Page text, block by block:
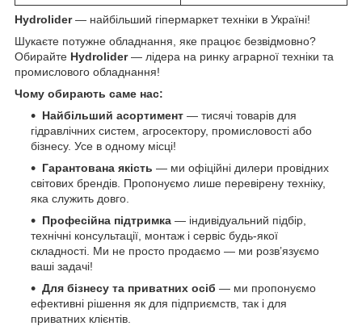
Hydrolider— найбільший гіпермаркет техніки в Україні!
Шукаєте потужне обладнання, яке працює безвідмовно?
Обирайте Hydrolider— лідера на ринку аграрної техніки та
промислового обладнання!
Чому обирають саме нас:
Найбільший асортимент — тисячі товарів для
гідравлічних систем, агросектору, промисловості або
бізнесу. Усе в одному місці!
Гарантована якість — ми офіційні дилери провідних
світових брендів. Пропонуємо лише перевірену техніку,
яка служить довго.
Професійна підтримка — індивідуальний підбір,
технічні консультації, монтаж і сервіс будь-якої
складності. Ми не просто продаємо — ми розв’язуємо
ваші задачі!
Для бізнесу та приватних осіб — ми пропонуємо
ефективні рішення як для підприємств, так і для
приватних клієнтів.